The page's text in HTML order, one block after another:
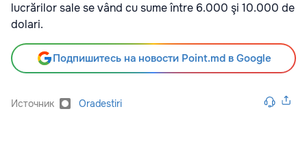
lucrărilor sale se vând cu sume între 6.000 şi 10.000 de
dolari.
Подпишитесь на новости Point.md в Google
Источник Oradestiri